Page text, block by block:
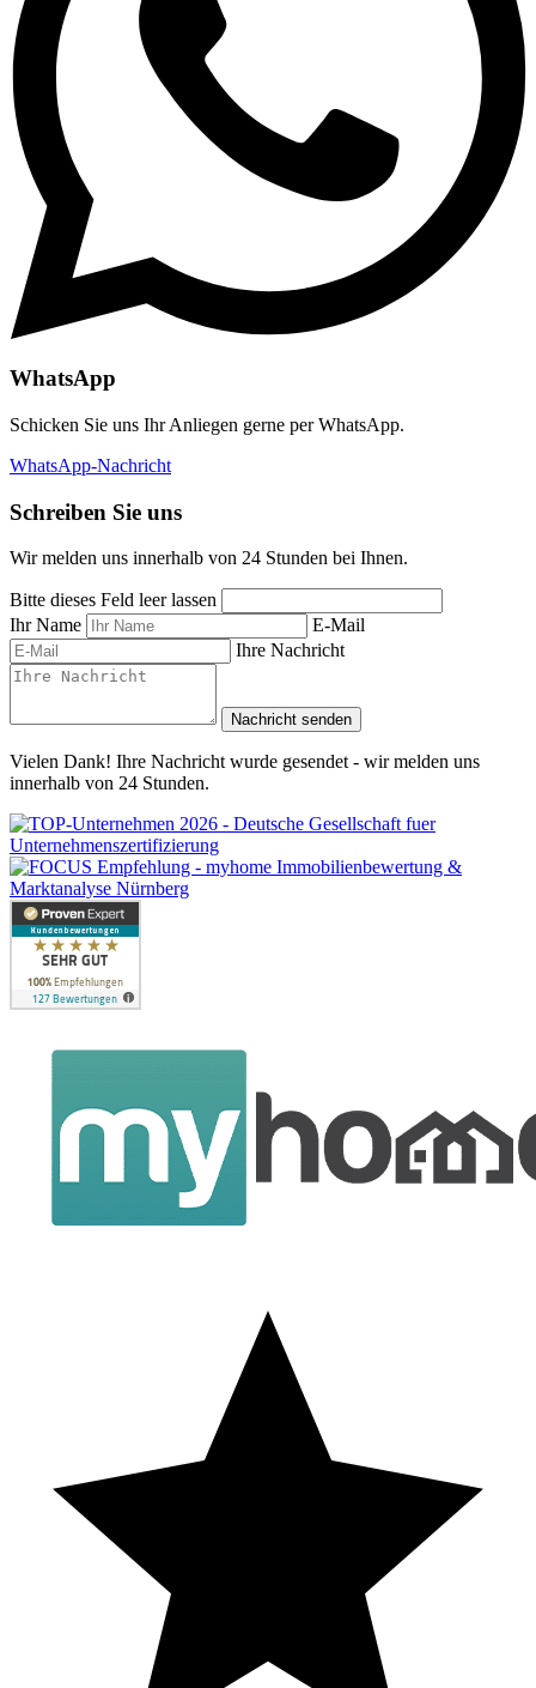
WhatsApp
Schicken Sie uns Ihr Anliegen gerne per WhatsApp.
WhatsApp-Nachricht
Schreiben Sie uns
Wir melden uns innerhalb von 24 Stunden bei Ihnen.
Bitte dieses Feld leer lassen
Ihr Name
E-Mail
Ihre Nachricht
Nachricht senden
Vielen Dank! Ihre Nachricht wurde gesendet - wir melden uns
innerhalb von 24 Stunden.